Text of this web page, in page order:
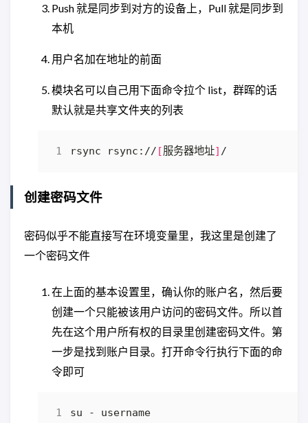
Push 就是同步到对方的设备上，Pull 就是同步到
本机
用户名加在地址的前面
模块名可以自己用下面命令拉个 list，群晖的话
默认就是共享文件夹的列表
rsync rsync:// [服务器地址]
创建密码文件
密码似乎不能直接写在环境变量里，我这里是创建了
一个密码文件
在上面的基本设置里，确认你的账户名，然后要
创建一个只能被该用户访问的密码文件。所以首
先在这个用户所有权的目录里创建密码文件。第
一步是找到账户目录。打开命令行执行下面的命
令即可